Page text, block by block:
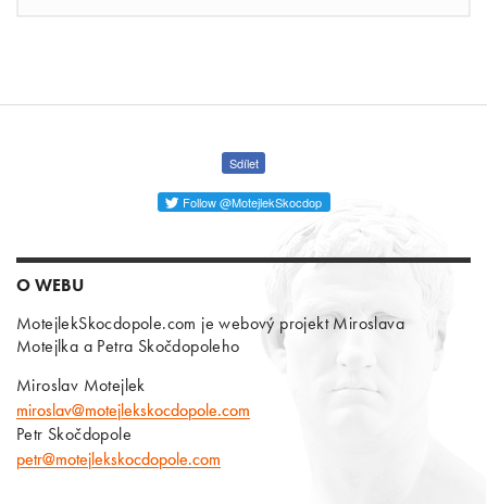
Sdílet
Follow @MotejlekSkocdop
O WEBU
MotejlekSkocdopole.com je webový projekt Miroslava
Motejlka a Petra Skočdopoleho
Miroslav Motejlek
miroslav@motejlekskocdopole.com
Petr Skočdopole
petr@motejlekskocdopole.com